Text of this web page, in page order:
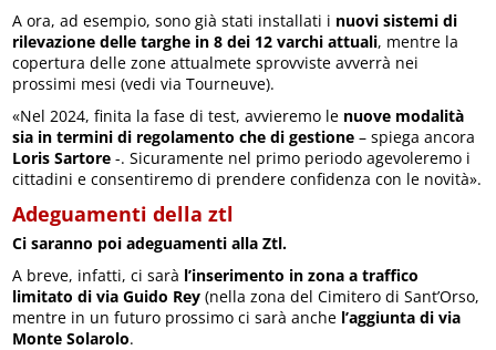
A ora, ad esempio, sono già stati installati i nuovi sistemi di
rilevazione delle targhe in 8 dei 12 varchi attuali, mentre la
copertura delle zone attualmete sprovviste avverrà nei
prossimi mesi (vedi via Tourneuve).
«Nel 2024, finita la fase di test, avvieremo le nuove modalità
sia in termini di regolamento che di gestione – spiega ancora
Loris Sartore -. Sicuramente nel primo periodo agevoleremo i
cittadini e consentiremo di prendere confidenza con le novità».
Adeguamenti della ztl
Ci saranno poi adeguamenti alla Ztl.
A breve, infatti, ci sarà l’inserimento in zona a traffico
limitato di via Guido Rey (nella zona del Cimitero di Sant’Orso,
mentre in un futuro prossimo ci sarà anche l’aggiunta di via
Monte Solarolo.